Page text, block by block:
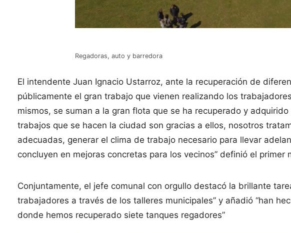
Regadoras, auto y barredora
El intendente Juan Ignacio Ustarroz, ante la recuperación de
públicamente el gran trabajo que vienen realizando los
mismos, se suman a la gran flota que se ha recuperado y
trabajos que se hacen la ciudad son gracias a ellos, nosotros
adecuadas, generar el clima de trabajo necesario para llevar
concluyen en mejoras concretas para los vecinos” definió el primer
Conjuntamente, el jefe comunal con orgullo destacó la brillante
trabajadores a través de los talleres municipales” y añadió “han
donde hemos recuperado siete tanques regadores”